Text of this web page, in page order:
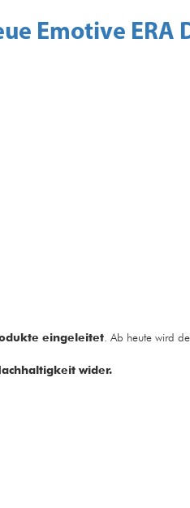
Emotive ERA
eingeleitet . Ab heute wird
wider.